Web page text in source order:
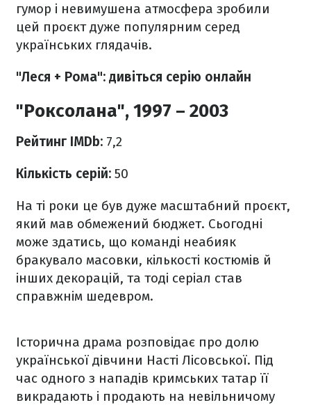
гумор і невимушена атмосфера зробили
цей проєкт дуже популярним серед
українських глядачів.
"Леся + Рома": дивіться серію онлайн
"Роксолана", 1997 – 2003
Рейтинг IMDb: 7,2
Кількість серій: 50
На ті роки це був дуже масштабний проєкт,
який мав обмежений бюджет. Сьогодні
може здатись, що команді неабияк
бракувало масовки, кількості костюмів й
інших декорацій, та тоді серіал став
справжнім шедевром.
Історична драма розповідає про долю
української дівчини Насті Лісовської. Під
час одного з нападів кримських татар її
викрадають і продають на невільничому